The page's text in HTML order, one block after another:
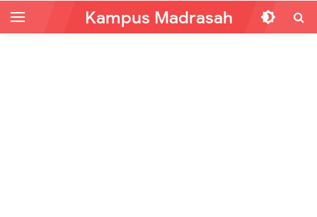
Kampus Madrasah